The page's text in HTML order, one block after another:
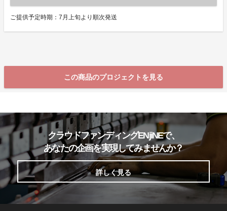
ご提供予定時期：7月上旬より順次発送
この商品のプロジェクトを見る
クラウドファンディングENjiNEで、
あなたの企画を実現してみませんか？
詳しく見る